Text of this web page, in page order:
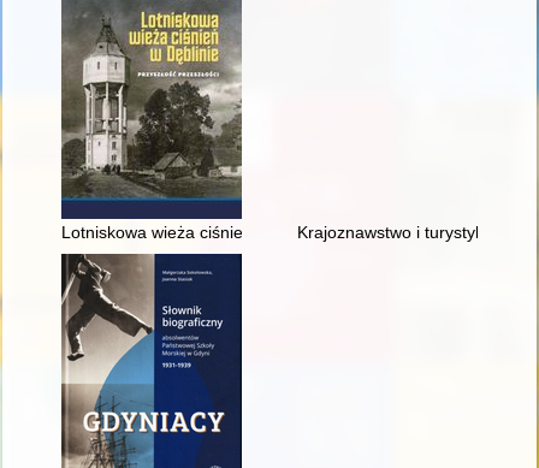
Lotniskowa wieża ciśnień w Dęblinie : przyszłość przeszłości
Krajoznawstwo i turystyka w